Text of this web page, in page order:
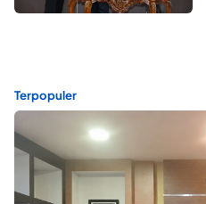
Terpopuler